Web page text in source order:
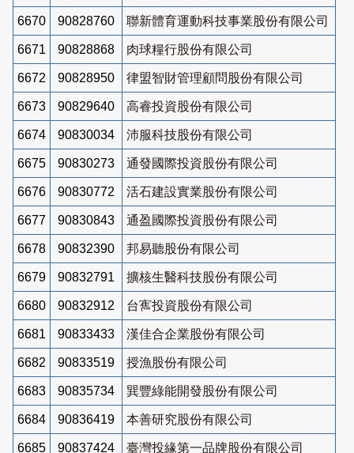
6670 90828760 聯新體育運動科技事業股份有限公司
6671 90828868 肉球糧行股份有限公司
6672 90828950 律盟智財管理顧問股份有限公司
6673 90829640 高睿投資股份有限公司
6674 90830034 沛服科技股份有限公司
6675 90830273 通發國際投資股份有限公司
6676 90830772 活石建設實業股份有限公司
6677 90830843 通盈國際投資股份有限公司
6678 90832390 邦易聽股份有限公司
6679 90832791 擴核生醫科技股份有限公司
6680 90832912 台寯投資股份有限公司
6681 90833433 漢佳合企業股份有限公司
6682 90833519 授漁股份有限公司
6683 90835734 巽豐綠能開發股份有限公司
6684 90836419 本善研究股份有限公司
6685 90837424 臺灣投緣第一品牌股份有限公司